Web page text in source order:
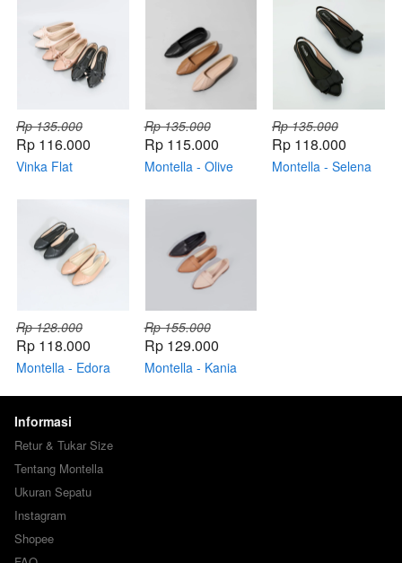
Rp 135.000
Rp 116.000
Vinka Flat
Rp 135.000
Rp 115.000
Montella - Olive
Rp 135.000
Rp 118.000
Montella - Selena
Rp 128.000
Rp 118.000
Montella - Edora
Rp 155.000
Rp 129.000
Montella - Kania
Informasi
Retur & Tukar Size
Tentang Montella
Ukuran Sepatu
Instagram
Shopee